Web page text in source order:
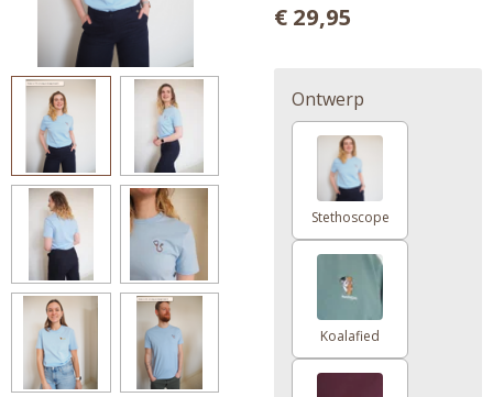
€ 29,95
Ontwerp
Stethoscope
Koalafied